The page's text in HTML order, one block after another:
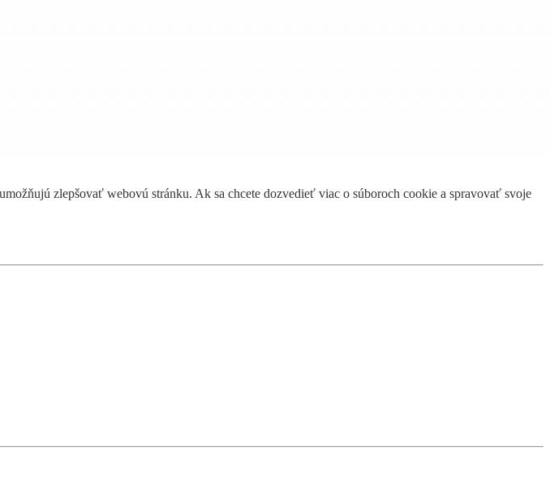
zlepšovať webovú stránku. Ak sa chcete dozvedieť viac o súboroch cookie a spravovať svoje